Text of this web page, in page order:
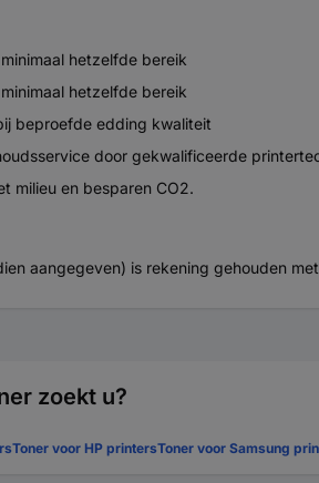
hetzelfde bereik
hetzelfde bereik
beproefde edding kwaliteit
door gekwalificeerde
milieu en besparen CO2.
aangegeven) is rekening gehouden
zoekt u?
Toner voor HP printersToner voor Samsung